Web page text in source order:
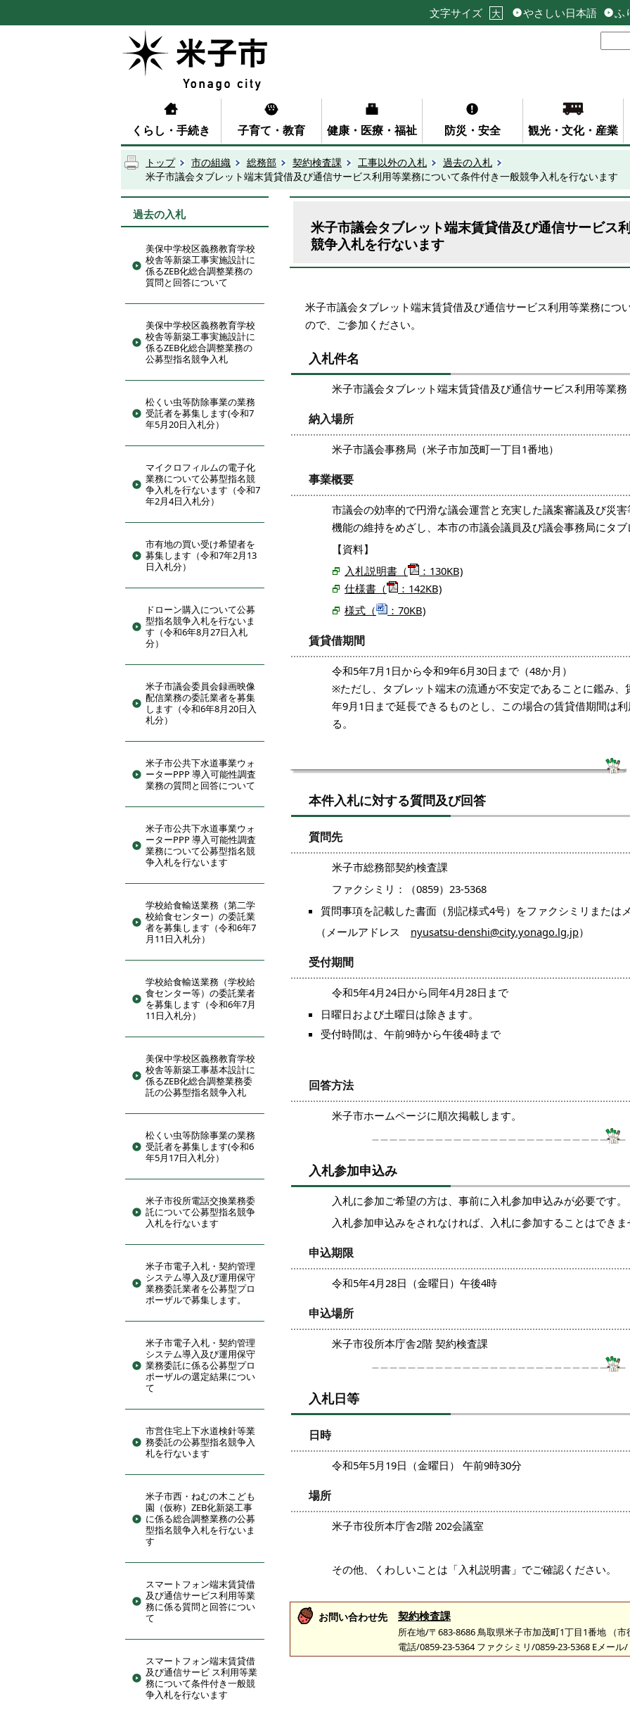
文字サイズ 大 やさしい日本語 ふ
くらし・手続き 子育て・教育 健康・医療・福祉 防災・安全 観光・文化・産業
トップ 市の組織 総務部 契約検査課 工事以外の入札
過去の入札
米子市議会タブレット端末賃貸借及び通信サービス利用等業務について条件付き一般競争入札を行ないます
過去の入札
美保中学校区義務教育学校
校舎等新築工事実施設計に
係るZEB化総合調整業務の
質問と回答について
美保中学校区義務教育学校
校舎等新築工事実施設計に
係るZEB化総合調整業務の
公募型指名競争入札
松くい虫等防除事業の業務
受託者を募集します(令和7
年5月20日入札分）
マイクロフィルムの電子化
業務について公募型指名競
争入札を行ないます（令和7
年2月4日入札分）
市有地の買い受け希望者を
募集します（令和7年2月13
日入札分）
ドローン購入について公募
型指名競争入札を行ないま
す（令和6年8月27日入札
分）
米子市議会委員会録画映像
配信業務の委託業者を募集
します（令和6年8月20日入
札分）
米子市公共下水道事業ウォ
ーターPPP 導入可能性調査
業務の質問と回答について
米子市公共下水道事業ウォ
ーターPPP 導入可能性調査
業務について公募型指名競
争入札を行ないます
学校給食輸送業務（第二学
校給食センター）の委託業
者を募集します（令和6年7
月11日入札分）
学校給食輸送業務（学校給
食センター等）の委託業者
を募集します（令和6年7月
11日入札分）
美保中学校区義務教育学校
校舎等新築工事基本設計に
係るZEB化総合調整業務委
託の公募型指名競争入札
松くい虫等防除事業の業務
受託者を募集します(令和6
年5月17日入札分）
米子市役所電話交換業務委
託について公募型指名競争
入札を行ないます
米子市電子入札・契約管理
システム導入及び運用保守
業務委託業者を公募型プロ
ポーザルで募集します。
米子市電子入札・契約管理
システム導入及び運用保守
業務委託に係る公募型プロ
ポーザルの選定結果につい
て
市営住宅上下水道検針等業
務委託の公募型指名競争入
札を行ないます
米子市西・ねむの木こども
園（仮称）ZEB化新築工事
に係る総合調整業務の公募
型指名競争入札を行ないま
す
スマートフォン端末賃貸借
及び通信サービス利用等業
務に係る質問と回答につい
て
スマートフォン端末賃貸借
及び通信サービ ス利用等業
務について条件付き一般競
争入札を行ないます
米子市議会タブレット端末賃貸借及び通信サービス
競争入札を行ないます
米子市議会タブレット端末賃貸借及び通信サービス利用等業務につ
ので、ご参加ください。
入札件名
米子市議会タブレット端末賃貸借及び通信サービス利用等業務
納入場所
米子市議会事務局（米子市加茂町一丁目1番地）
事業概要
市議会の効率的で円滑な議会運営と充実した議案審議及び災
機能の維持をめざし、本市の市議会議員及び議会事務局にタ
【資料】
入札説明書（
：130KB)
仕様書（
：142KB)
様式（
：70KB)
賃貸借期間
令和5年7月1日から令和9年6月30日まで（48か月）
※ただし、タブレット端末の流通が不安定であることに鑑み、
年9月1日まで延長できるものとし、この場合の賃貸借期間は
る。
本件入札に対する質問及び回答
質問先
米子市総務部契約検査課
ファクシミリ：（0859）23-5368
質問事項を記載した書面（別記様式4号）をファクシミリまたは
（メールアドレス nyusatsu-denshi@city.yonago.lg.jp）
受付期間
令和5年4月24日から同年4月28日まで
日曜日および土曜日は除きます。
受付時間は、午前9時から午後4時まで
回答方法
米子市ホームページに順次掲載します。
入札参加申込み
入札に参加ご希望の方は、事前に入札参加申込みが必要です。
入札参加申込みをされなければ、入札に参加することはでき
申込期限
令和5年4月28日（金曜日）午後4時
申込場所
米子市役所本庁舎2階 契約検査課
入札日等
日時
令和5年5月19日（金曜日） 午前9時30分
場所
米子市役所本庁舎2階 202会議室
その他、くわしいことは「入札説明書」でご確認ください。
お問い合わせ先 契約検査課
所在地/〒683-8686 鳥取県米子市加茂町1丁目1番地 （
電話/0859-23-5364 ファクシミリ/0859-23-5368 Eメール/